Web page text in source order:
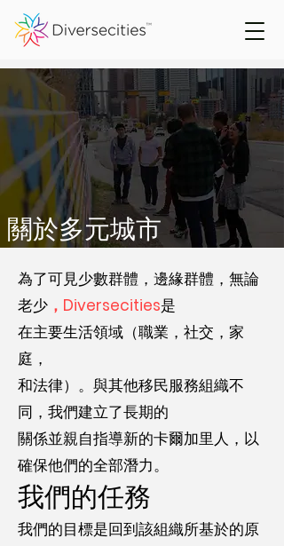
關於多元城市
為了可見少數群體，邊緣群體，無論
老少 ，Diversecities是
在主要生活領域（職業，社交，家
庭，
和法律）。與其他移民服務組織不
同，我們建立了長期的
關係並親自指導新的卡爾加里人，以
確保他們的全部潛力。
我們的任務
我們的目標是回到該組織所基於的原